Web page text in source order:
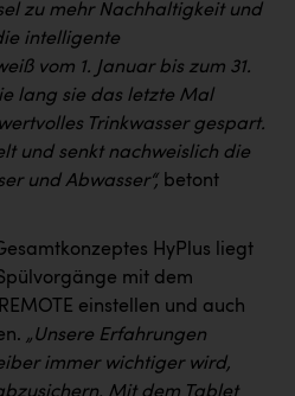
zu mehr Nachhaltigkeit und
intelligente
vom 1. Januar bis zum 31.
lang sie das letzte Mal
Trinkwasser gespart.
und senkt nachweislich die
und Abwasser“, betont
HyPlus liegt
mit dem
einstellen und auch
„Unsere Erfahrungen
immer wichtiger wird,